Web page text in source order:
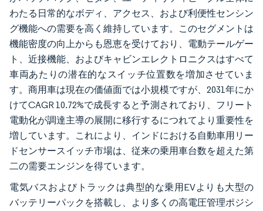
わたる日常的なボディ、アクセス、および利便性センシン
グ機能への需要を高く維持しています。このセグメントは
機能密度の向上からも恩恵を受けており、電動テールゲー
ト、近接機能、およびキャビンエレクトロニクスはすべて
車両あたりの潜在的なスイッチ位置数を増加させていま
す。商用車は現在の価値面では小規模ですが、2031年にか
けてCAGR 10.72%で成長すると予測されており、フリート
電動化が調達主導の展開に移行するにつれてより重要性を
増しています。これにより、インドにおける自動車用リー
ドセンサースイッチ市場は、従来の乗用車台数を超えた第
二の需要エンジンを得ています。
電気バスおよびトラックは典型的な乗用EVよりも大型の
バッテリーパックを搭載し、より多くの高電圧管理ポジシ